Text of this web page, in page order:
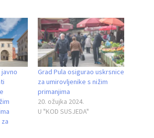
Grad Pula osigurao uskrsnice
za umirovljenike s nižim
primanjima
20. ožujka 2024.
U "KOD SUSJEDA"